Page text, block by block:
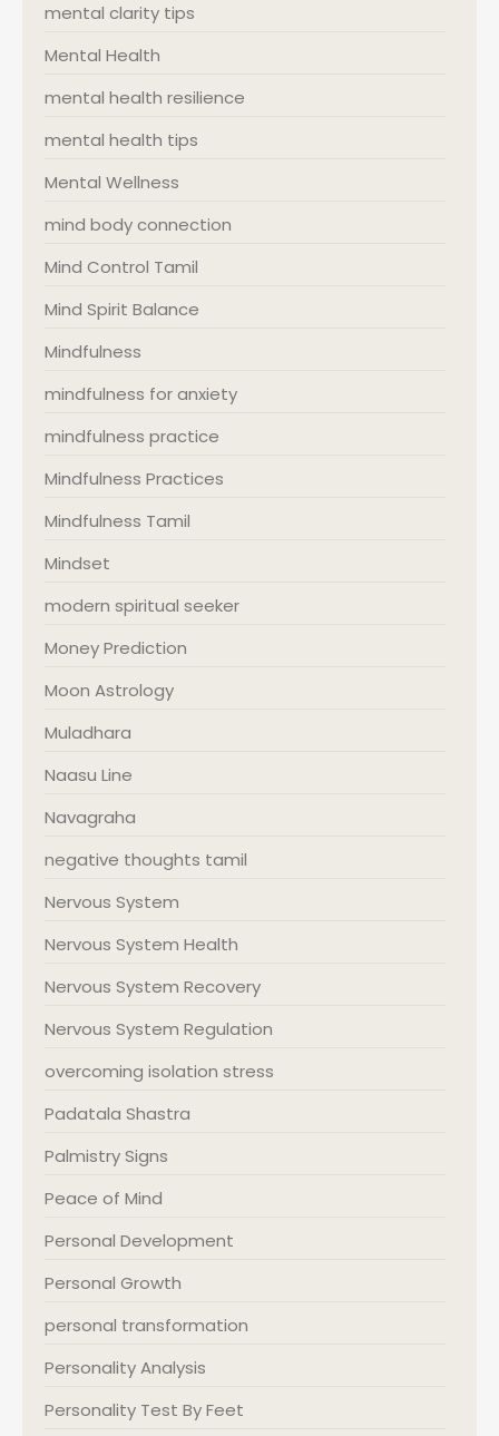
mental clarity tips
Mental Health
mental health resilience
mental health tips
Mental Wellness
mind body connection
Mind Control Tamil
Mind Spirit Balance
Mindfulness
mindfulness for anxiety
mindfulness practice
Mindfulness Practices
Mindfulness Tamil
Mindset
modern spiritual seeker
Money Prediction
Moon Astrology
Muladhara
Naasu Line
Navagraha
negative thoughts tamil
Nervous System
Nervous System Health
Nervous System Recovery
Nervous System Regulation
overcoming isolation stress
Padatala Shastra
Palmistry Signs
Peace of Mind
Personal Development
Personal Growth
personal transformation
Personality Analysis
Personality Test By Feet